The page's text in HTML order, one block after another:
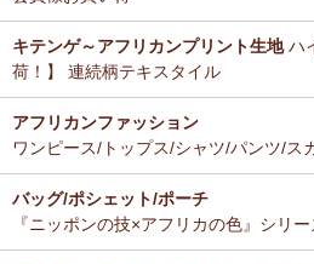
キテンゲ～アフリカンプリント生地ハ
荷！】 連続柄テキスタイル
アフリカンファッション
ワンピース/トップス/シャツ/パンツ/ス
バッグ/ポシェット/ポーチ
『ニッポンの技×アフリカの色』シリー